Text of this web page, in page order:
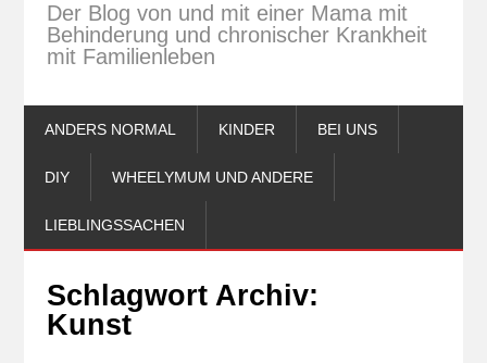
Der Blog von und mit einer Mama mit
Behinderung und chronischer Krankheit
mit Familienleben
ANDERS NORMAL KINDER BEI UNS
DIY WHEELYMUM UND ANDERE
LIEBLINGSSACHEN
Schlagwort Archiv:
Kunst